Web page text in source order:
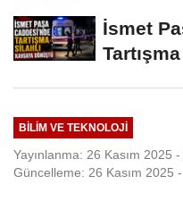
İsmet
BILIM VE TEKNOLOJI
Yayınlanma: 26 Kasım 2025 -
Güncelleme: 26 Kasım 2025